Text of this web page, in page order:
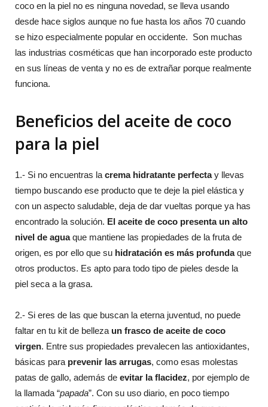
coco en la piel no es ninguna novedad, se lleva usando
desde hace siglos aunque no fue hasta los años 70 cuando
se hizo especialmente popular en occidente. Son muchas
las industrias cosméticas que han incorporado este producto
en sus líneas de venta y no es de extrañar porque realmente
funciona.
Beneficios del aceite de coco
para la piel
1.- Si no encuentras lacrema hidratante perfectay llevas
tiempo buscando ese producto que te deje la piel elástica y
con un aspecto saludable, deja de dar vueltas porque ya has
encontrado la solución. El aceite de coco presenta un alto
nivel de aguaque mantiene las propiedades de la fruta de
origen, es por ello que su hidratación es más profundaque
otros productos. Es apto para todo tipo de pieles desde la
piel seca a la grasa.
2.- Si eres de las que buscan la eterna juventud, no puede
faltar en tu kit de belleza un frasco de aceite de coco
virgen. Entre sus propiedades prevalecen las antioxidantes,
básicas para prevenir las arrugas, como esas molestas
patas de gallo, además de evitar la flacidez, por ejemplo de
la llamada “papada”. Con su uso diario, en poco tiempo